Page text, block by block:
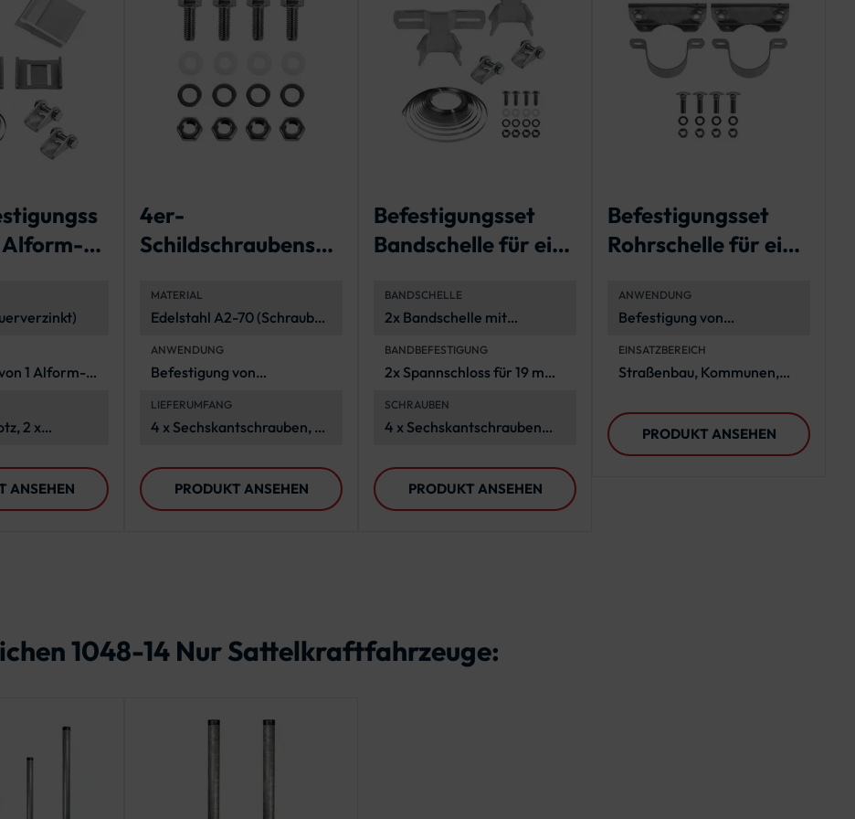
1 Alform-
2 x
2 x 1 Meter
ANSEHEN
4er-
Schildschraubenset
eines
Verkehrszeichen
MATERIAL
Edelstahl A2-70 (Schrauben
(Unterlegscheiben)
ANWENDUNG
Befestigung von
LIEFERUMFANG
4 x Sechskantschrauben, 4
Unterlegscheiben, 4 x
Edelstahl-
Unterlegscheiben, 4 x
PRODUKT ANSEHEN
Befestigungsset
Bandschelle für ein
en
BANDSCHELLE
2x Bandschelle mit
BANDBEFESTIGUNG
2x Spannschloss für 19 mm
SCHRAUBEN
4 x Sechskantschrauben
PRODUKT ANSEHEN
Befestigungsset
Rohrschelle für ein
ANWENDUNG
Befestigung von
EINSATZBEREICH
Straßenbau, Kommunen,
PRODUKT ANSEHEN
1048-14 Nur Sattelkraftfahrzeuge: